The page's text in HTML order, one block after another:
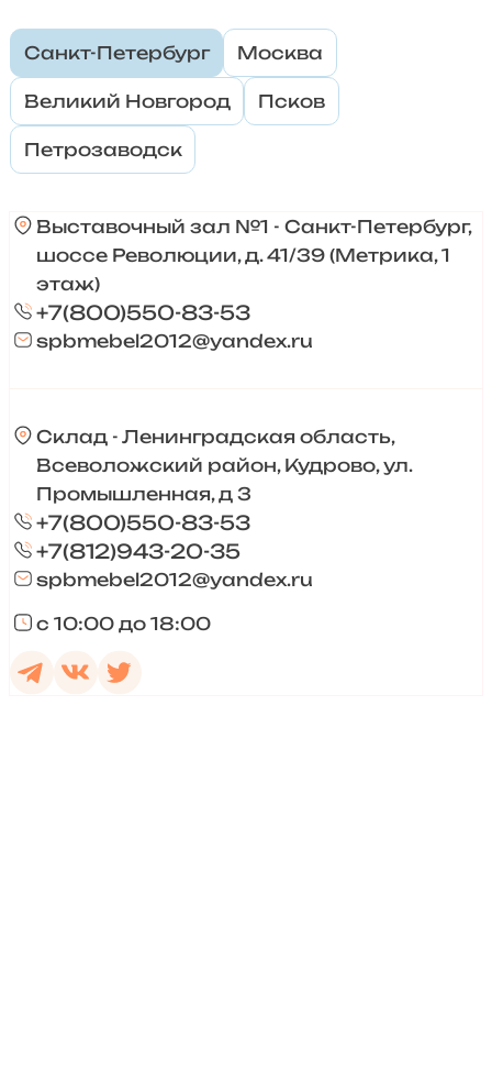
Санкт-Петербург Москва
Великий Новгород Псков
Петрозаводск
Выставочный зал №1 - Санкт-Петербург,
шоссе Революции, д. 41/39 (Метрика, 1
этаж)
+7(800)550-83-53
spbmebel2012@yandex.ru
Склад - Ленинградская область,
Всеволожский район, Кудрово, ул.
Промышленная, д 3
+7(800)550-83-53
+7(812)943-20-35
spbmebel2012@yandex.ru
с 10:00 до 18:00